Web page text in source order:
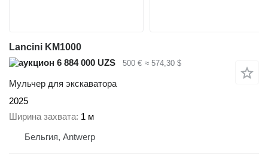
Lancini KM1000
6 884 000 UZS
500 € ≈ 574,30 $
Мульчер для экскаватора
2025
Ширина захвата 1 м
Бельгия, Antwerp